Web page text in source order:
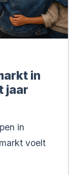
in
jaar
in
voelt